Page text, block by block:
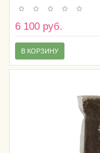
6 100 руб.
В КОРЗИНУ